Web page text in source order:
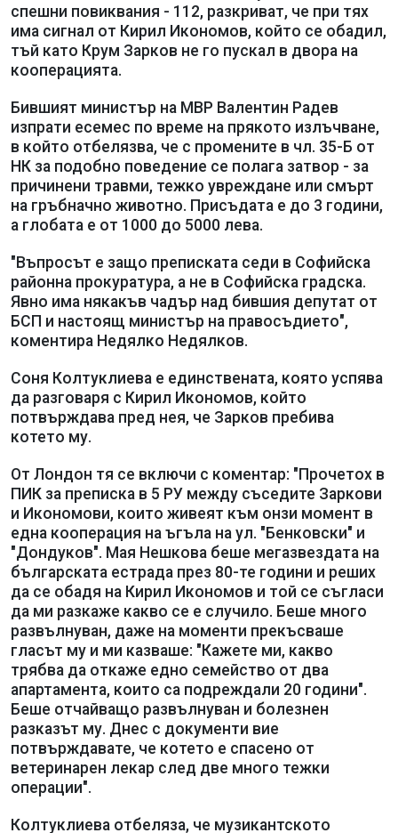
спешни повиквания - 112, разкриват, че при тях
има сигнал от Кирил Икономов, който се обадил,
тъй като Крум Зарков не го пускал в двора на
кооперацията.
Бившият министър на МВР Валентин Радев
изпрати есемес по време на прякото излъчване,
в който отбелязва, че с промените в чл. 35-Б от
НК за подобно поведение се полага затвор - за
причинени травми, тежко увреждане или смърт
на гръбначно животно. Присъдата е до 3 години,
а глобата е от 1000 до 5000 лева.
"Въпросът е защо преписката седи в Софийска
районна прокуратура, а не в Софийска градска.
Явно има някакъв чадър над бившия депутат от
БСП и настоящ министър на правосъдието",
коментира Недялко Недялков.
Соня Колтуклиева е единствената, която успява
да разговаря с Кирил Икономов, който
потвърждава пред нея, че Зарков пребива
котето му.
От Лондон тя се включи с коментар: "Прочетох в
ПИК за преписка в 5 РУ между съседите Заркови
и Икономови, които живеят към онзи момент в
една кооперация на ъгъла на ул. "Бенковски" и
"Дондуков". Мая Нешкова беше мегазвездата на
българската естрада през 80-те години и реших
да се обадя на Кирил Икономов и той се съгласи
да ми разкаже какво се е случило. Беше много
развълнуван, даже на моменти прекъсваше
гласът му и ми казваше: "Кажете ми, какво
трябва да откаже едно семейство от два
апартамента, които са подреждали 20 години".
Беше отчайващо развълнуван и болезнен
разказът му. Днес с документи вие
потвърждавате, че котето е спасено от
ветеринарен лекар след две много тежки
операции".
Колтуклиева отбеляза, че музикантското